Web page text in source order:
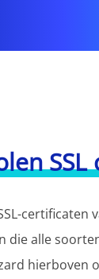
certificaten
die alle
hierboven